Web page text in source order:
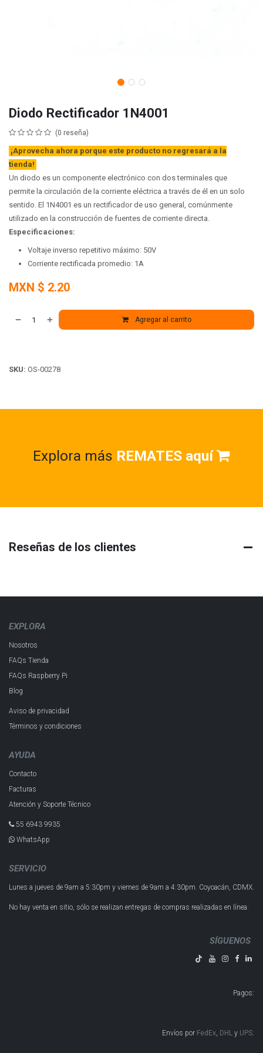
Diodo Rectificador 1N4001
(0 reseña)
¡Aprovecha ahora porque este producto no regresará a la
tienda!
Un diodo es un componente electrónico con dos terminales que
permite la circulación de la corriente eléctrica a través de él en un solo
sentido. El 1N4001 es un rectificador de uso general, comúnmente
utilizado en la construcción de fuentes de corriente directa.
Especificaciones:
Voltaje inverso repetitivo máximo: 50V
Corriente rectificada promedio: 1A
MXN $ 2.20
Agregar al carrito
SKU: OS-00278
Explora más REMATES aquí
Reseñas de los clientes
EXPLORA
Nosotros
FAQs Tienda
FAQs Raspberry Pi
Blog
Aviso de privacidad
Términos y condiciones
AYUDA
Contacto
Facturas
Atención y Soporte Técnico
55 6943 993​5
WhatsApp
SERVICIO
Lunes a jueves de 9am a 5:30pm y viernes de 9am a 4:30pm. Coyoacán, CDMX.
No hay venta en sitio, sólo se realizan entregas de compras realizadas en línea.
SÍGUENOS
Pagos:
Envíos por FedEx, DHL y UPS​​​​​​.